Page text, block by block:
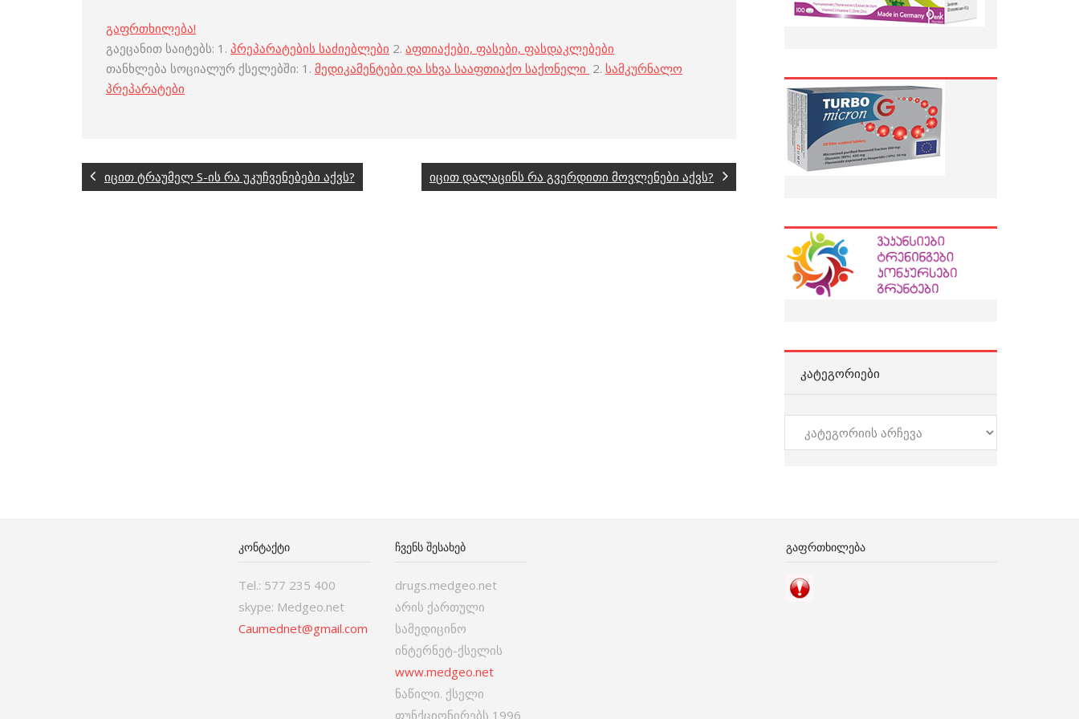
გაფრთხილება!
გაეცანით საიტებს: 1. პრეპარატების საძიებლები 2. აფთიაქები, ფასები, ფასდაკლებები
თანხლება სოციალურ ქსელებში: 1. მედიკამენტები და სხვა სააფთიაქო საქონელი 2. სამკურნალო
პრეპარატები
იცით ტრაუმელ S-ის რა უკუჩვენებები აქვს? იცით დალაცინს რა გვერდითი მოვლენები აქვს?
ᲙᲐᲢᲔᲒᲝᲠᲘᲔᲑᲘ
კატეგორიები
ᲙᲝᲜᲢᲐᲥᲢᲘ
Tel.: 577 235 400
skype: Medgeo.net
Caumednet@gmail.com
ᲩᲕᲔᲜᲡ ᲨᲔᲡᲐᲮᲔᲑ
drugs.medgeo.net
არის ქართული
სამედიცინო
ინტერნეტ-ქსელის
www.medgeo.net
ნაწილი. ქსელი
ფუნქციონირებს 1996
ᲒᲐᲤᲠᲗᲮᲘᲚᲔᲑᲐ